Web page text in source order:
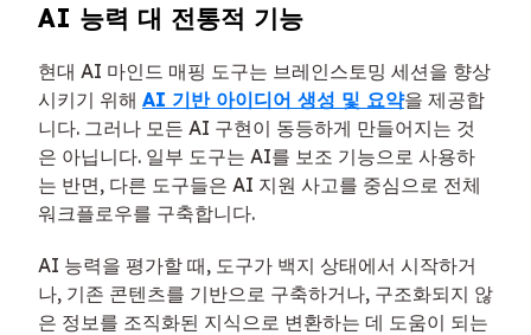
AI 능력 대 전통적 기능
현대 AI 마인드 매핑 도구는 브레인스토밍 세션을 향상
시키기 위해 AI 기반 아이디어 생성 및 요약을 제공합
니다. 그러나 모든 AI 구현이 동등하게 만들어지는 것
은 아닙니다. 일부 도구는 AI를 보조 기능으로 사용하
는 반면, 다른 도구들은 AI 지원 사고를 중심으로 전체
워크플로우를 구축합니다.
AI 능력을 평가할 때, 도구가 백지 상태에서 시작하거
나, 기존 콘텐츠를 기반으로 구축하거나, 구조화되지 않
은 정보를 조직화된 지식으로 변환하는 데 도움이 되는